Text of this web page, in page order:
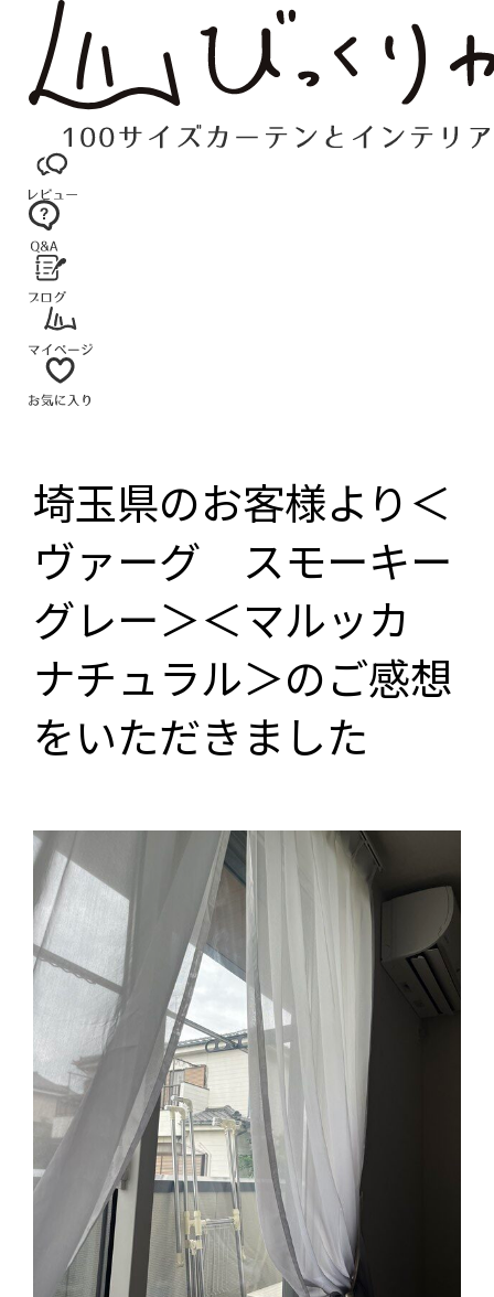
埼玉県のお客様より＜
ヴァーグ スモーキー
グレー＞＜マルッカ
ナチュラル＞のご感想
をいただきました